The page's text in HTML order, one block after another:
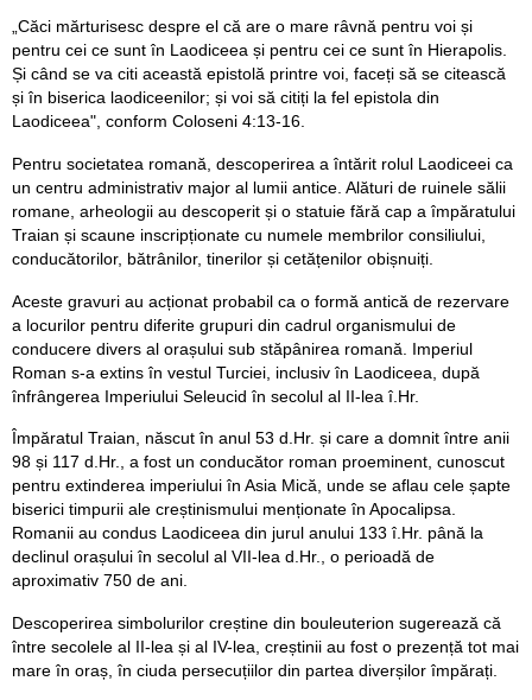
„Căci mărturisesc despre el că are o mare râvnă pentru voi și
pentru cei ce sunt în Laodiceea și pentru cei ce sunt în Hierapolis.
Și când se va citi această epistolă printre voi, faceți să se citească
și în biserica laodiceenilor; și voi să citiți la fel epistola din
Laodiceea", conform Coloseni 4:13-16.
Pentru societatea romană, descoperirea a întărit rolul Laodiceei ca
un centru administrativ major al lumii antice. Alături de ruinele sălii
romane, arheologii au descoperit și o statuie fără cap a împăratului
Traian și scaune inscripționate cu numele membrilor consiliului,
conducătorilor, bătrânilor, tinerilor și cetățenilor obișnuiți.
Aceste gravuri au acționat probabil ca o formă antică de rezervare
a locurilor pentru diferite grupuri din cadrul organismului de
conducere divers al orașului sub stăpânirea romană. Imperiul
Roman s-a extins în vestul Turciei, inclusiv în Laodiceea, după
înfrângerea Imperiului Seleucid în secolul al II-lea î.Hr.
Împăratul Traian, născut în anul 53 d.Hr. și care a domnit între anii
98 și 117 d.Hr., a fost un conducător roman proeminent, cunoscut
pentru extinderea imperiului în Asia Mică, unde se aflau cele șapte
biserici timpurii ale creștinismului menționate în Apocalipsa.
Romanii au condus Laodiceea din jurul anului 133 î.Hr. până la
declinul orașului în secolul al VII-lea d.Hr., o perioadă de
aproximativ 750 de ani.
Descoperirea simbolurilor creștine din bouleuterion sugerează că
între secolele al II-lea și al IV-lea, creștinii au fost o prezență tot mai
mare în oraș, în ciuda persecuțiilor din partea diverșilor împărați.